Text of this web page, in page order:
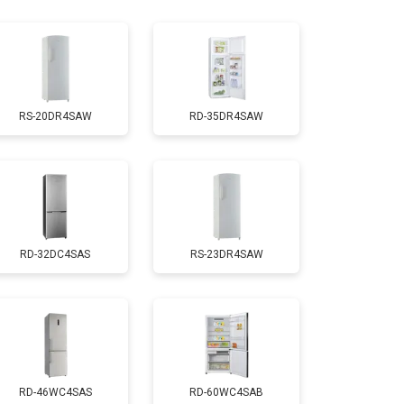
Заказать
2550 ₽ Заказать
Заказать
4750 ₽ Заказать
3650 ₽ Заказать
2550 ₽
RS-20DR4SAW RD-35DR4SAW
RD-32DC4SAS RS-23DR4SAW
RD-46WC4SAS RD-60WC4SAB